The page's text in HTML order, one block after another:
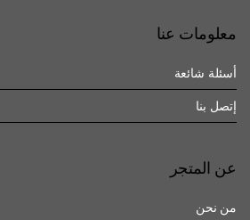
معلومات عنا
أسئلة شائعة
إتصل بنا
عن المتجر
من نحن